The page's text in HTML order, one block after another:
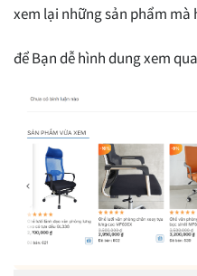
xem lại những sản phẩm mà
để Bạn dễ hình dung xem